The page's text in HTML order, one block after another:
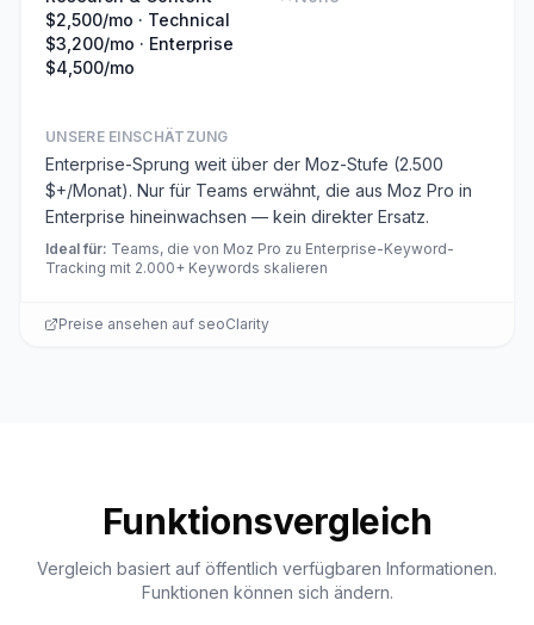
$2,500/mo · Technical
$3,200/mo · Enterprise
$4,500/mo
UNSERE EINSCHÄTZUNG
Enterprise-Sprung weit über der Moz-Stufe (2.500
$+/Monat). Nur für Teams erwähnt, die aus Moz Pro in
Enterprise hineinwachsen — kein direkter Ersatz.
Ideal für: Teams, die von Moz Pro zu Enterprise-Keyword-
Tracking mit 2.000+ Keywords skalieren
Preise ansehen auf seoClarity
Funktionsvergleich
Vergleich basiert auf öffentlich verfügbaren Informationen.
Funktionen können sich ändern.